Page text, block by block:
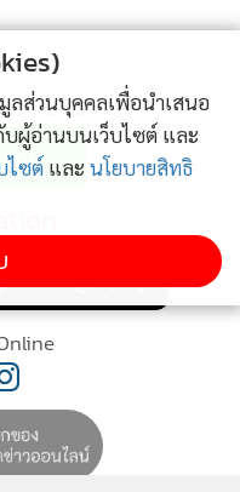
าง LINE
ลส่วนบุคคลเพื่อนำเสนอ
ผู้อ่านบนเว็บไซต์ และ
ไซต์ และ นโยบายสิทธิ